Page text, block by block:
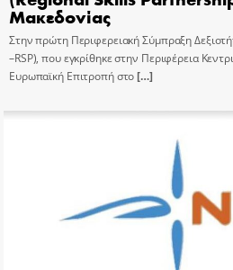
Μακεδονίας
Στην πρώτη Περιφερειακή Σύμπραξη
–RSP), που εγκρίθηκε στην Περιφέρεια
Ευρωπαϊκή Επιτροπή στο[…]